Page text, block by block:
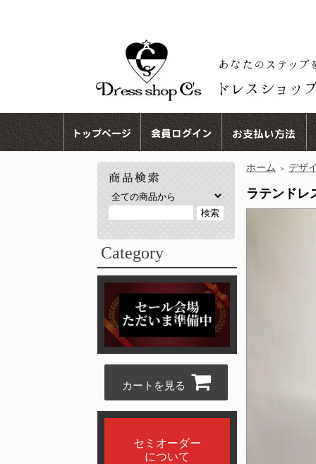
Category
カートを見る
セミオーダー
について
ホーム ＞ デザ
ラテンド